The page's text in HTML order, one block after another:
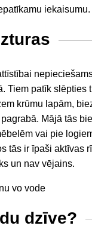
iekaisumu.
Tiem patīk slēpties
krūmu lapām,
Mājā tās
vai pie
tās ir īpaši aktīvas
un nav vējains.
dzīve?